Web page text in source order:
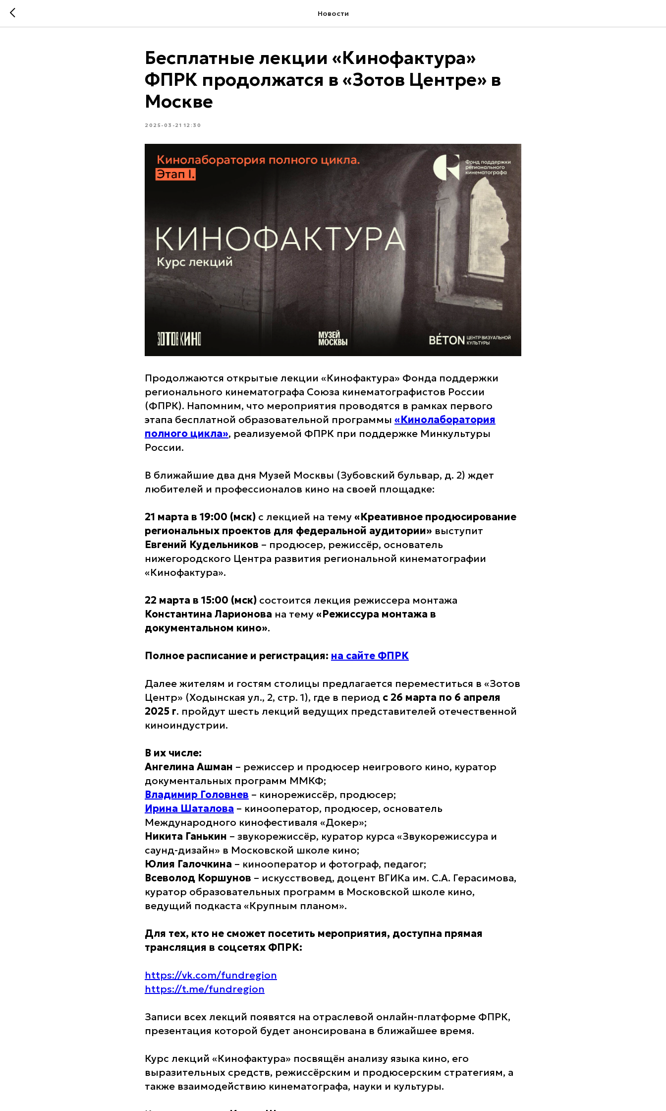
Новости
Бесплатные лекции «Кинофактура»
ФПРК продолжатся в «Зотов Центре» в
Москве
2025-03-21 12:30
Продолжаются открытые лекции «Кинофактура» Фонда поддержки
регионального кинематографа Союза кинематографистов России
(ФПРК). Напомним, что мероприятия проводятся в рамках первого
этапа бесплатной образовательной программы «Кинолаборатория
полного цикла», реализуемой ФПРК при поддержке Минкультуры
России.
В ближайшие два дня Музей Москвы (Зубовский бульвар, д. 2) ждет
любителей и профессионалов кино на своей площадке:
21 марта в 19:00 (мск) с лекцией на тему«Креативное продюсирование
региональных проектов для федеральной аудитории» выступит
Евгений Кудельников – продюсер, режиссёр, основатель
нижегородского Центра развития региональной кинематографии
«Кинофактура».
22 марта в 15:00 (мск) состоится лекция режиссера монтажа
Константина Ларионова на тему«Режиссура монтажа в
документальном кино».
Полное расписание и регистрация: на сайте ФПРК
Далее жителям и гостям столицы предлагается переместиться в «Зотов
Центр» (Ходынская ул., 2, стр. 1), где в период с 26 марта по 6 апреля
2025 г. пройдут шесть лекций ведущих представителей отечественной
киноиндустрии.
В их числе:
Ангелина Ашман – режиссер и продюсер неигрового кино, куратор
документальных программ ММКФ;
Владимир Головнев – кинорежиссёр, продюсер;
Ирина Шаталова – кинооператор, продюсер, основатель
Международного кинофестиваля «Докер»;
Никита Ганькин – звукорежиссёр, куратор курса «Звукорежиссура и
саунд-дизайн» в Московской школе кино;
Юлия Галочкина – кинооператор и фотограф, педагог;
Всеволод Коршунов – искусствовед, доцент ВГИКа им. С.А. Герасимова,
куратор образовательных программ в Московской школе кино,
ведущий подкаста «Крупным планом».
Для тех, кто не сможет посетить мероприятия, доступна прямая
трансляция в соцсетях ФПРК:
https://vk.com/fundregion
https://t.me/fundregion
Записи всех лекций появятся на отраслевой онлайн-платформе ФПРК,
презентация которой будет анонсирована в ближайшее время.
Курс лекций «Кинофактура» посвящён анализу языка кино, его
выразительных средств, режиссёрским и продюсерским стратегиям, а
также взаимодействию кинематографа, науки и культуры.